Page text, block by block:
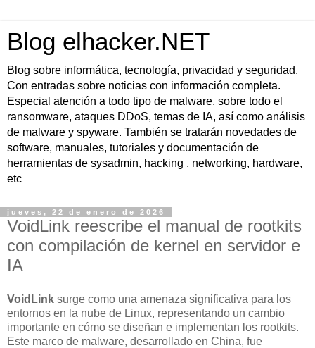
Blog elhacker.NET
Blog sobre informática, tecnología, privacidad y seguridad.
Con entradas sobre noticias con información completa.
Especial atención a todo tipo de malware, sobre todo el
ransomware, ataques DDoS, temas de IA, así como análisis
de malware y spyware. También se tratarán novedades de
software, manuales, tutoriales y documentación de
herramientas de sysadmin, hacking , networking, hardware,
etc
jueves, 22 de enero de 2026
VoidLink reescribe el manual de rootkits
con compilación de kernel en servidor e
IA
VoidLink surge como una amenaza significativa para los
entornos en la nube de Linux, representando un cambio
importante en cómo se diseñan e implementan los rootkits.
Este marco de malware, desarrollado en China, fue